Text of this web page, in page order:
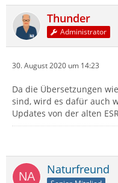
Thunder
Administrator
30. August 2020 um 14:23
Da die Übersetzungen
sind, wird es dafür auch
Updates von der alten
Naturfreund